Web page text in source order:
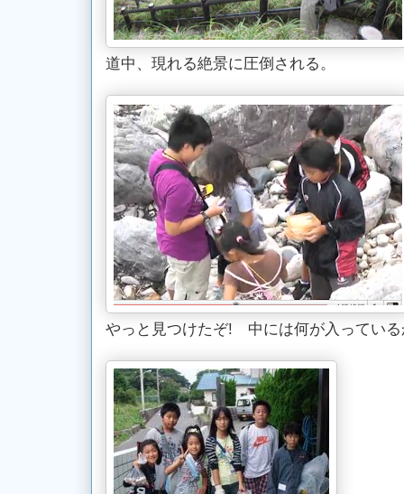
道中、現れる絶景に圧倒される。
やっと見つけたぞ! 中には何が入っている